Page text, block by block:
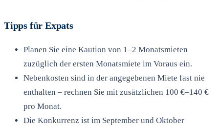
Tipps für Expats
Planen Sie eine Kaution von 1–2 Monatsmieten
zuzüglich der ersten Monatsmiete im Voraus ein.
Nebenkosten sind in der angegebenen Miete fast nie
enthalten – rechnen Sie mit zusätzlichen 100 €–140 €
pro Monat.
Die Konkurrenz ist im September und Oktober